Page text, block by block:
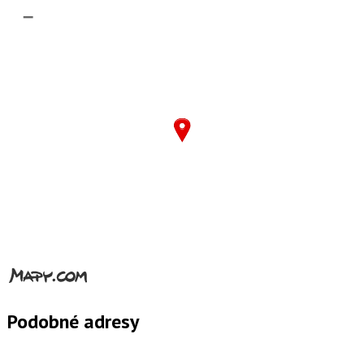
–
Podobné adresy